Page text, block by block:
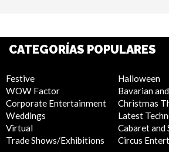
CATEGORÍAS POPULARES
Festive
WOW Factor
Corporate Entertainment
Weddings
Virtual
Trade Shows/Exhibitions
Halloween
Bavarian
Christmas
Latest
Cabaret and
Circus